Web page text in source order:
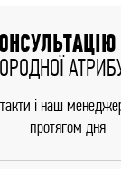
і наш
протягом дня